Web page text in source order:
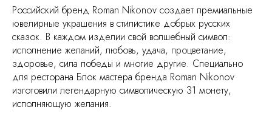
Российский бренд Roman Nikonov создает премиальные
ювелирные украшения в стилистике добрых русских
сказок. В каждом изделии свой волшебный символ:
исполнение желаний, любовь, удача, процветание,
здоровье, сила победы и многие другие. Специально
для ресторана Блок мастера бренда Roman Nikonov
изготовили легендарную символическую 31 монету,
исполняющую желания.